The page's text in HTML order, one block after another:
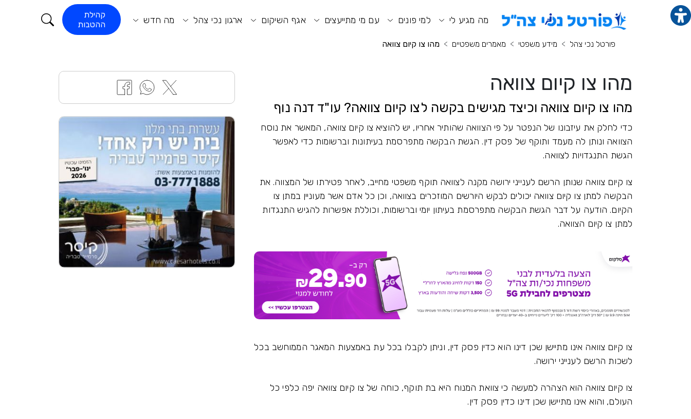
מה מגיע לי למי פונים עם מי מתייעצים אגף השיקום ארגון נכי צהל מה חדש
קהילת
ההטבות
פורטל נכי צהל
מידע משפטי מאמרים משפטיים מהו צו קיום צוואה
מהו צו קיום צוואה
מהו צו קיום צוואה וכיצד מגישים בקשה לצו קיום צוואה? עו"ד דנה נוף
כדי לחלק את עיזבונו של הנפטר על פי הצוואה שהותיר אחריו, יש להוציא צו קיום צוואה, המאשר את נוסח
הצוואה ונותן לה מעמד ותוקף של פסק דין. הגשת הבקשה מתפרסמת בעיתונות וברשומות כדי לאפשר
הגשת התנגדויות לצוואה.
צו קיום צוואה שנותן הרשם לענייני ירושה מקנה לצוואה תוקף משפטי מחייב, לאחר פטירתו של המצווה. את
הבקשה למתן צו קיום צוואה יכולים לבקש היורשים המוזכרים בצוואה, וכן כל אדם אשר מעוניין במתן צו
הקיום. הודעה על דבר הגשת הבקשה מתפרסמת בעיתון יומי וברשומות, וכוללת אפשרות להגיש התנגדות
למתן צו קיום הצוואה.
צו קיום צוואה אינו מתיישן שכן דינו הוא כדין פסק דין, וניתן לקבלו בכל עת באמצעות המאגר הממוחשב בכל
לשכות הרשם לענייני ירושה.
צו קיום צוואה הוא הצהרה למעשה כי צוואת המנוח היא בת תוקף, כוחה של צו קיום צוואה יפה כלפי כל
העולם, והוא אינו מתיישן שכן דינו כדין פסק דין.
תוכן מרכזי מנוע חיפוש תפריט ראשי תפריט נגישות קורא התוכן